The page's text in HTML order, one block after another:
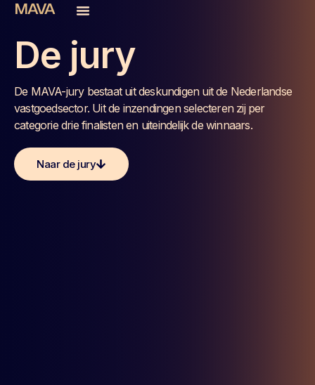
De jury
De MAVA-jury bestaat uit deskundigen uit de Nederlandse
vastgoedsector. Uit de inzendingen selecteren zij per
categorie drie finalisten en uiteindelijk de winnaars.
Naar de jury